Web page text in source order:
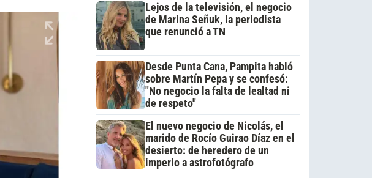
Lejos de la televisión, el negocio
de Marina Señuk, la periodista
que renunció a TN
Desde Punta Cana, Pampita habló
sobre Martín Pepa y se confesó:
"No negocio la falta de lealtad ni
de respeto"
El nuevo negocio de Nicolás, el
marido de Rocío Guirao Díaz en el
desierto: de heredero de un
imperio a astrofotógrafo